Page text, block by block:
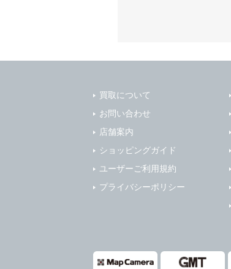
買取について
お問い合わせ
店舗案内
ショッピングガイド
ユーザーご利用規約
プライバシーポリシー